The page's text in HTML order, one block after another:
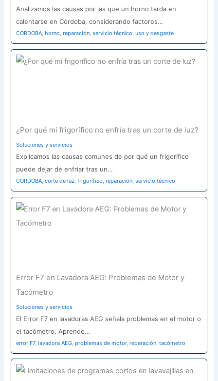
Analizamos las causas por las que un horno tarda en
calentarse en Córdoba, considerando factores…
CORDOBA ,horno ,reparación ,servicio técnico ,uso y desgaste
¿Por qué mi frigorífico no enfría tras un corte de luz?
Soluciones y servicios
Explicamos las causas comunes de por qué un frigorífico
puede dejar de enfriar tras un…
CORDOBA ,corte de luz ,frigorífico ,reparación ,servicio técnico
Error F7 en Lavadora AEG: Problemas de Motor y
Tacómetro
Soluciones y servicios
El Error F7 en lavadoras AEG señala problemas en el motor o
el tacómetro. Aprende…
error F7,lavadora AEG ,problemas de motor,reparación ,tacómetro